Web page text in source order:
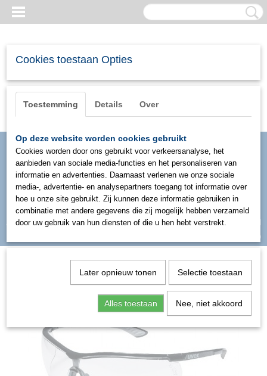
Inloggen Registreren
UW WINKELWAGEN
(0)
Cookies toestaan Opties
Toestemming Details Over
Op deze website worden cookies gebruikt
Cookies worden door ons gebruikt voor verkeersanalyse, het
aanbieden van sociale media-functies en het personaliseren van
informatie en advertenties. Daarnaast verlenen we onze sociale
media-, advertentie- en analysepartners toegang tot informatie over
hoe u onze site gebruikt. Zij kunnen deze informatie gebruiken in
combinatie met andere gegevens die zij mogelijk hebben verzameld
door uw gebruik van hun diensten of die u hen hebt verstrekt.
Later opnieuw tonen Selectie toestaan
Alles toestaan Nee, niet akkoord